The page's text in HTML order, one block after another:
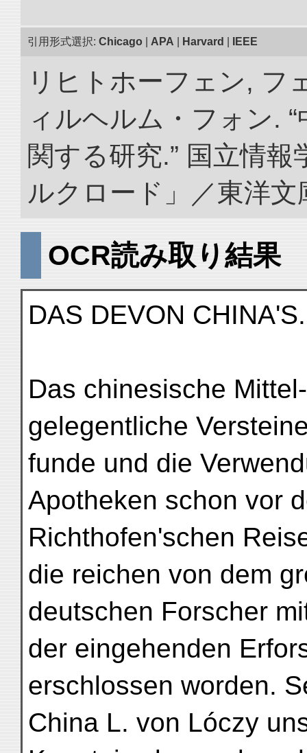
引用形式選択: Chicago APA Harvard IEEE
リヒトホーフェン, フ
ィルヘルム・フォン.
関する研究.” 国立情
ルクロード」／東洋
OCR読み取り結果
DAS DEVON CHINA'S.
Das chinesische
gelegentliche
funde und die
Apotheken schon vor
Richthofen'schen
die reichen von dem
deutschen Forscher
der eingehenden
erschlossen worden.
China L. von Lóczy